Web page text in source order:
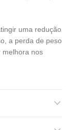
uma redução
a perda de peso
melhora nos